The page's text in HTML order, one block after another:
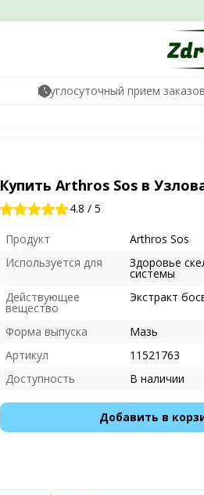
Круглосуточный прием заказов
Купить Arthros Sos в
4.8 / 5
Продукт
Arthros Sos
Используется для
Здоровье
системы
Действующее
вещество
Экстракт
Форма выпуска
Мазь
Артикул
11521763
Доступность
В наличии
Добавить в